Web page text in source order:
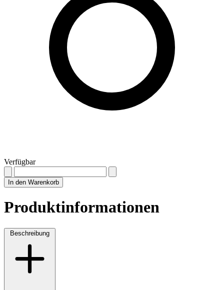
Verfügbar
In den Warenkorb
Produktinformationen
Beschreibung